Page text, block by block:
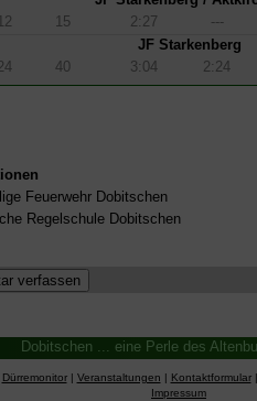
15 2:27 ---
JF Starkenberg
40 3:04 2:24
Feuerwehr Dobitschen
Regelschule Dobitschen
Dobitschen ... eine Perle des
Dürremonitor| Veranstaltungen | Kontaktformular|
Impressum